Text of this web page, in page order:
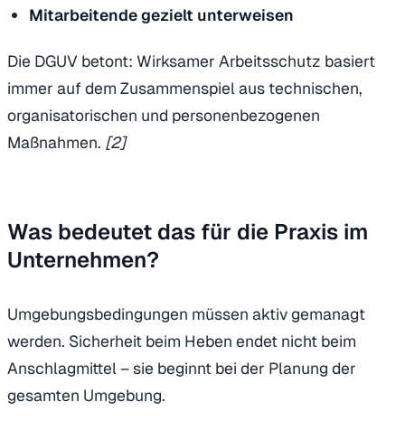
Mitarbeitende gezielt unterweisen
Die DGUV betont: Wirksamer Arbeitsschutz basiert
immer auf dem Zusammenspiel aus technischen,
organisatorischen und personenbezogenen
Maßnahmen. [2]
Was bedeutet das für die Praxis im
Unternehmen?
Umgebungsbedingungen müssen aktiv gemanagt
werden. Sicherheit beim Heben endet nicht beim
Anschlagmittel – sie beginnt bei der Planung der
gesamten Umgebung.